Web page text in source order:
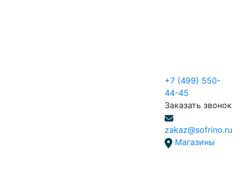
+7 (499) 550-
44-45
Заказать звонок
zakaz@sofrino.ru
Магазины